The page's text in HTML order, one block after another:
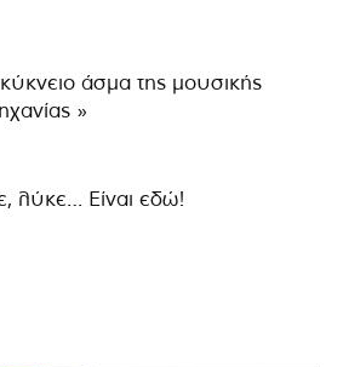
άσμα της μουσικής
»
λύκε… Είναι εδώ!